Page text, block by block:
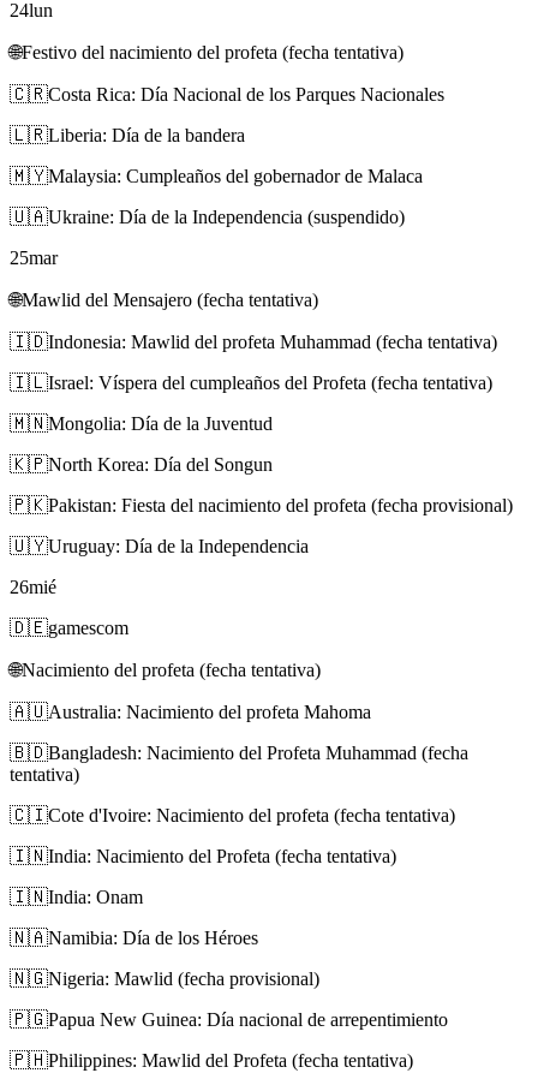
24lun
🌐Festivo del nacimiento del profeta (fecha tentativa)
🇨🇷Costa Rica: Día Nacional de los Parques Nacionales
🇱🇷Liberia: Día de la bandera
🇲🇾Malaysia: Cumpleaños del gobernador de Malaca
🇺🇦Ukraine: Día de la Independencia (suspendido)
25mar
🌐Mawlid del Mensajero (fecha tentativa)
🇮🇩Indonesia: Mawlid del profeta Muhammad (fecha tentativa)
🇮🇱Israel: Víspera del cumpleaños del Profeta (fecha tentativa)
🇲🇳Mongolia: Día de la Juventud
🇰🇵North Korea: Día del Songun
🇵🇰Pakistan: Fiesta del nacimiento del profeta (fecha provisional)
🇺🇾Uruguay: Día de la Independencia
26mié
🇩🇪gamescom
🌐Nacimiento del profeta (fecha tentativa)
🇦🇺Australia: Nacimiento del profeta Mahoma
🇧🇩Bangladesh: Nacimiento del Profeta Muhammad (fecha
tentativa)
🇨🇮Cote d'Ivoire: Nacimiento del profeta (fecha tentativa)
🇮🇳India: Nacimiento del Profeta (fecha tentativa)
🇮🇳India: Onam
🇳🇦Namibia: Día de los Héroes
🇳🇬Nigeria: Mawlid (fecha provisional)
🇵🇬Papua New Guinea: Día nacional de arrepentimiento
🇵🇭Philippines: Mawlid del Profeta (fecha tentativa)